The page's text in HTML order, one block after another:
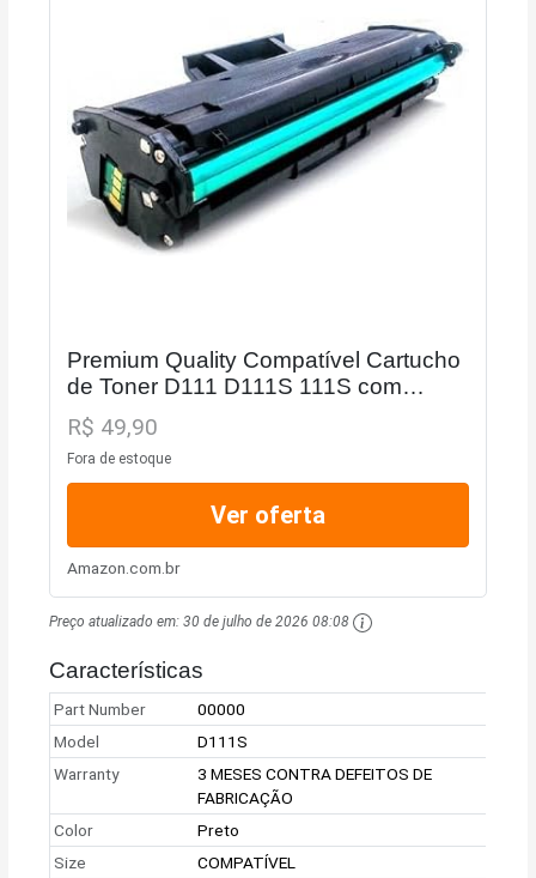
Premium Quality Compatível Cartucho
de Toner D111 D111S 111S com
impressoras M2020 M2020W M2022
M2070, alta qualidade, impressora
laser, black, Preto
R$ 49,90
Fora de estoque
Ver oferta
Amazon.com.br
Preço atualizado em:30 de julho de 2026 08:08
Características
Part Number
00000
Model
D111S
Warranty
3 MESES CONTRA DEFEITOS DE
FABRICAÇÃO
Color
Preto
Size
COMPATÍVEL